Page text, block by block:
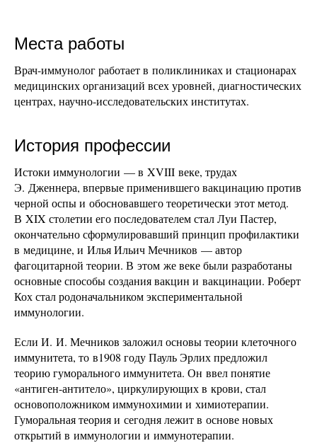
Места работы
Врач-иммунолог работает в поликлиниках и стационарах
медицинских организаций всех уровней, диагностических
центрах, научно-исследовательских институтах.
История профессии
Истоки иммунологии — в XVIII веке, трудах
Э. Дженнера, впервые применившего вакцинацию против
черной оспы и обосновавшего теоретически этот метод.
В XIX столетии его последователем стал Луи Пастер,
окончательно сформулировавший принцип профилактики
в медицине, и Илья Ильич Мечников — автор
фагоцитарной теории. В этом же веке были разработаны
основные способы создания вакцин и вакцинации. Роберт
Кох стал родоначальником экспериментальной
иммунологии.
Если И. И. Мечников заложил основы теории клеточного
иммунитета, то в1908 году Пауль Эрлих предложил
теорию гуморального иммунитета. Он ввел понятие
«антиген-антитело», циркулирующих в крови, стал
основоположником иммунохимии и химиотерапии.
Гуморальная теория и сегодня лежит в основе новых
открытий в иммунологии и иммунотерапии.